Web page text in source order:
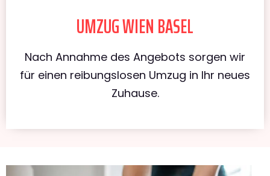
UMZUG WIEN BASEL
Nach Annahme des Angebots sorgen wir
für einen reibungslosen Umzug in Ihr neues
Zuhause.